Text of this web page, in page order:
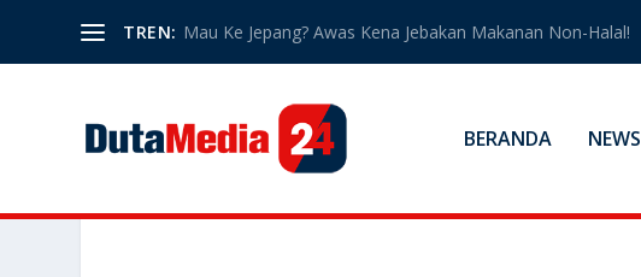
TREN: Mau Ke Jepang? Awas Kena Jebakan Makanan Non-Halal!
BERANDA NEWS